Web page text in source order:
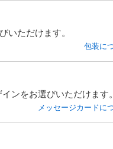
いただけます。
包装に
ンをお選びいただけます。
メッセージカードに